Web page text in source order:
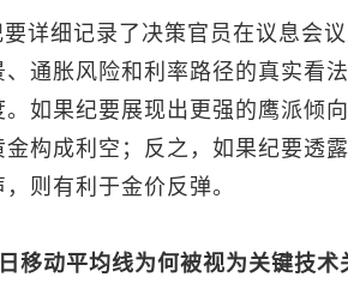
详细记录了决策官员在议息会
、通胀风险和利率路径的真实看
。如果纪要展现出更强的鹰派倾
金构成利空；反之，如果纪要透
则有利于金价反弹。
移动平均线为何被视为关键技术